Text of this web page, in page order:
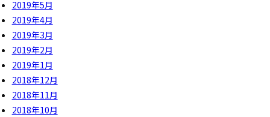
2019年5月
2019年4月
2019年3月
2019年2月
2019年1月
2018年12月
2018年11月
2018年10月